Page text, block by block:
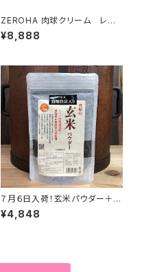
ZEROHA 肉球クリーム レモ
ンユーカリの香りタイプ 犬猫
用 約33g×3個セット
¥8,888
７月６日入荷！玄米パウダー＋竹
炭入り 500g
¥4,848